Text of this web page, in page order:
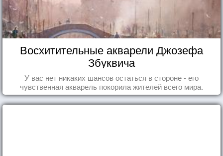
Восхитительные акварели Джозефа
Збуквича
У вас нет никаких шансов остаться в стороне - его
чувственная акварель покорила жителей всего мира.